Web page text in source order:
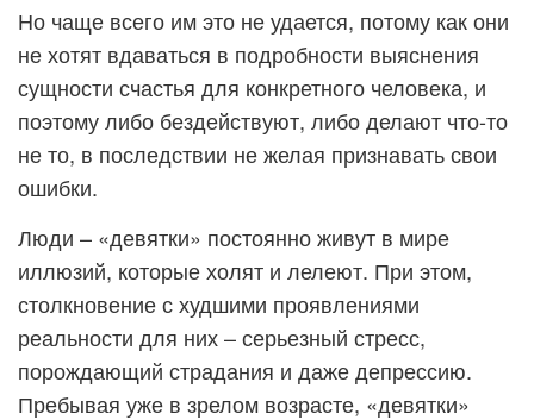
Но чаще всего им это не удается, потому как они
не хотят вдаваться в подробности выяснения
сущности счастья для конкретного человека, и
поэтому либо бездействуют, либо делают что-то
не то, в последствии не желая признавать свои
ошибки.
Люди – «девятки» постоянно живут в мире
иллюзий, которые холят и лелеют. При этом,
столкновение с худшими проявлениями
реальности для них – серьезный стресс,
порождающий страдания и даже депрессию.
Пребывая уже в зрелом возрасте, «девятки»